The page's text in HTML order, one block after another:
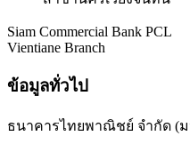
Siam Commercial Bank PCL
Vientiane Branch
ข้อมูลทั่วไป
ธนาคารไทยพาณิชย์ จำกัด (